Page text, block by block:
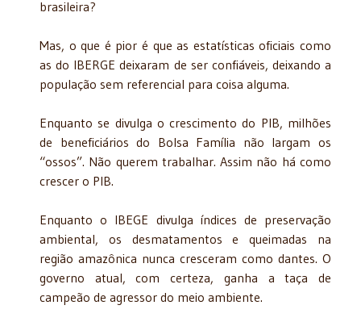
brasileira?
Mas, o que é pior é que as estatísticas oficiais como
as do IBERGE deixaram de ser confiáveis, deixando a
população sem referencial para coisa alguma.
Enquanto se divulga o crescimento do PIB, milhões
de beneficiários do Bolsa Família não largam os
“ossos”. Não querem trabalhar. Assim não há como
crescer o PIB.
Enquanto o IBEGE divulga índices de preservação
ambiental, os desmatamentos e queimadas na
região amazônica nunca cresceram como dantes. O
governo atual, com certeza, ganha a taça de
campeão de agressor do meio ambiente.